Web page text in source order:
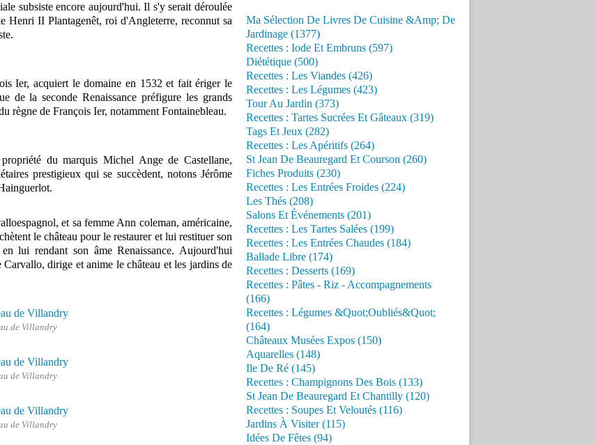
subsiste encore aujourd'hui. Il s'y serait déroulée
Henri II Plantagenêt, roi d'Angleterre, reconnut sa
Ier, acquiert le domaine en 1532 et fait ériger le
de la seconde Renaissance préfigure les grands
règne de François Ier, notamment Fontainebleau.
du marquis Michel Ange de Castellane,
prestigieux qui se succèdent, notons Jérôme
et sa femme Ann coleman, américaine,
le château pour le restaurer et lui restituer son
lui rendant son âme Renaissance. Aujourd'hui
dirige et anime le château et les jardins de
de Villandry
de Villandry
de Villandry
Ma Sélection De Livres De Cuisine &Amp; De
Jardinage (1377)
Recettes : Iode Et Embruns (597)
Diététique (500)
Recettes : Les Viandes (426)
Recettes : Les Légumes (423)
Tour Au Jardin (373)
Recettes : Tartes Sucrées Et Gâteaux (319)
Tags Et Jeux (282)
Recettes : Les Apéritifs (264)
St Jean De Beauregard Et Courson (260)
Fiches Produits (230)
Recettes : Les Entrées Froides (224)
Les Thés (208)
Salons Et Événements (201)
Recettes : Les Tartes Salées (199)
Recettes : Les Entrées Chaudes (184)
Ballade Libre (174)
Recettes : Desserts (169)
Recettes : Pâtes - Riz - Accompagnements
(166)
Recettes : Légumes &Quot;Oubliés&Quot;
(164)
Châteaux Musées Expos (150)
Aquarelles (148)
Ile De Ré (145)
Recettes : Champignons Des Bois (133)
St Jean De Beauregard Et Chantilly (120)
Recettes : Soupes Et Veloutés (116)
Jardins À Visiter (115)
Idées De Fêtes (94)